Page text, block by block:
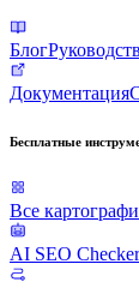
Блог
Документация
Бесплатные
Все
AI SEO Checker